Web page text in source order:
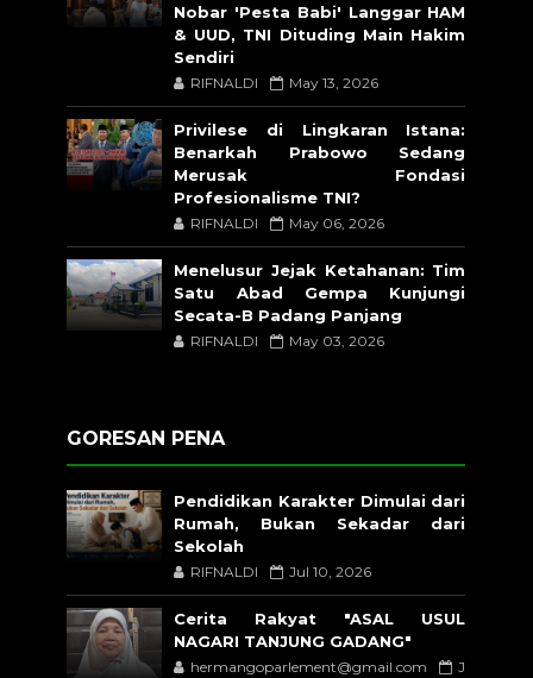
Nobar 'Pesta Babi' Langgar HAM
& UUD, TNI Dituding Main Hakim
Sendiri
RIFNALDI May 13, 2026
Privilese di Lingkaran Istana:
Benarkah Prabowo Sedang
Merusak Fondasi
Profesionalisme TNI?
RIFNALDI May 06, 2026
Menelusur Jejak Ketahanan: Tim
Satu Abad Gempa Kunjungi
Secata-B Padang Panjang
RIFNALDI May 03, 2026
GORESAN PENA
Pendidikan Karakter Dimulai dari
Rumah, Bukan Sekadar dari
Sekolah
RIFNALDI Jul 10, 2026
Cerita Rakyat "ASAL USUL
NAGARI TANJUNG GADANG"
hermangoparlement@gmail.com
J